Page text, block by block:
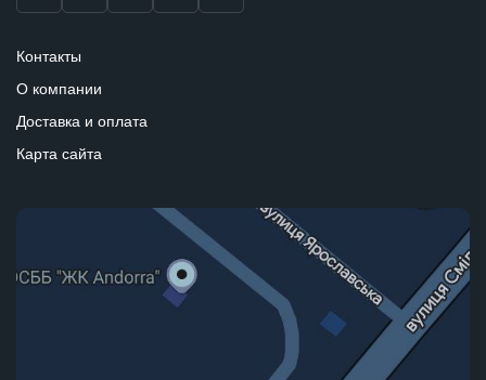
Контакты
О компании
Доставка и оплата
Карта сайта